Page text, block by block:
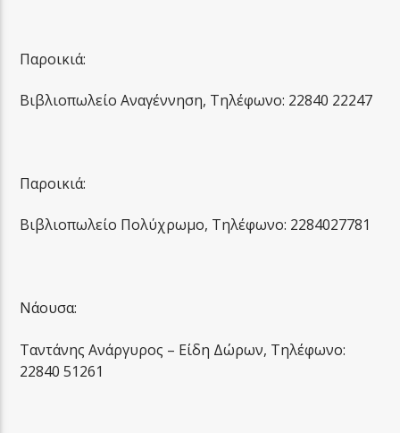
Παροικιά:
Βιβλιοπωλείο Αναγέννηση, Τηλέφωνο: 22840 22247
Παροικιά:
Βιβλιοπωλείο Πολύχρωμο, Τηλέφωνο: 2284027781
Νάουσα:
Ταντάνης Ανάργυρος – Είδη Δώρων, Τηλέφωνο:
22840 51261